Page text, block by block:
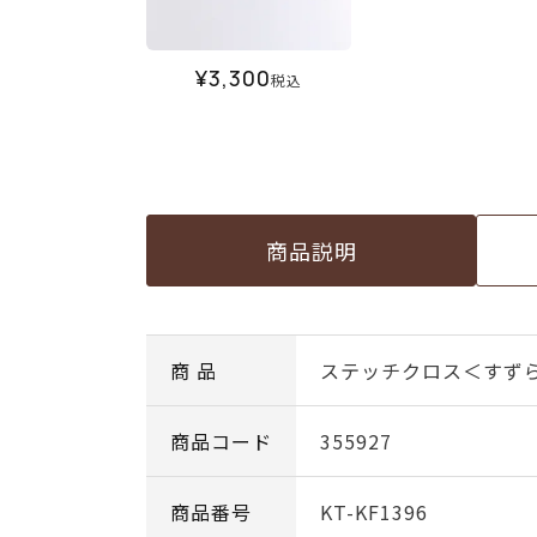
¥3,300税込
商品説明
商 品 ステッチクロス＜すず
商品コード 355927
商品番号 KT-KF1396